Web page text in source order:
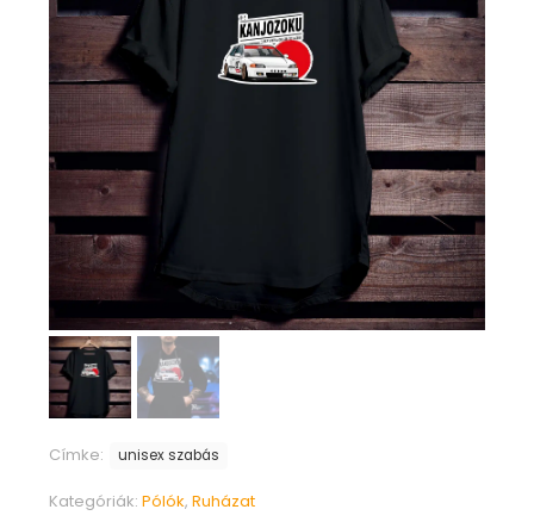
Címke: unisex szabás
Kategóriák: Pólók, Ruházat